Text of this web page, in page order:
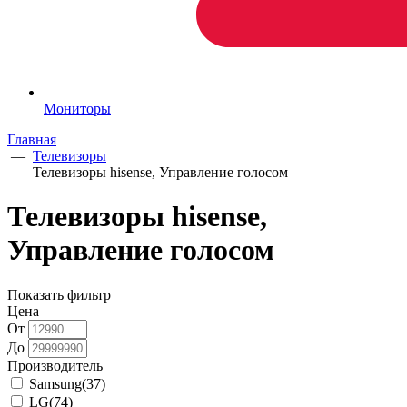
Мониторы
Главная
— Телевизоры
— Телевизоры hisense, Управление голосом
Телевизоры hisense,
Управление голосом
Показать фильтр
Цена
От
До
Производитель
Samsung(37)
LG(74)